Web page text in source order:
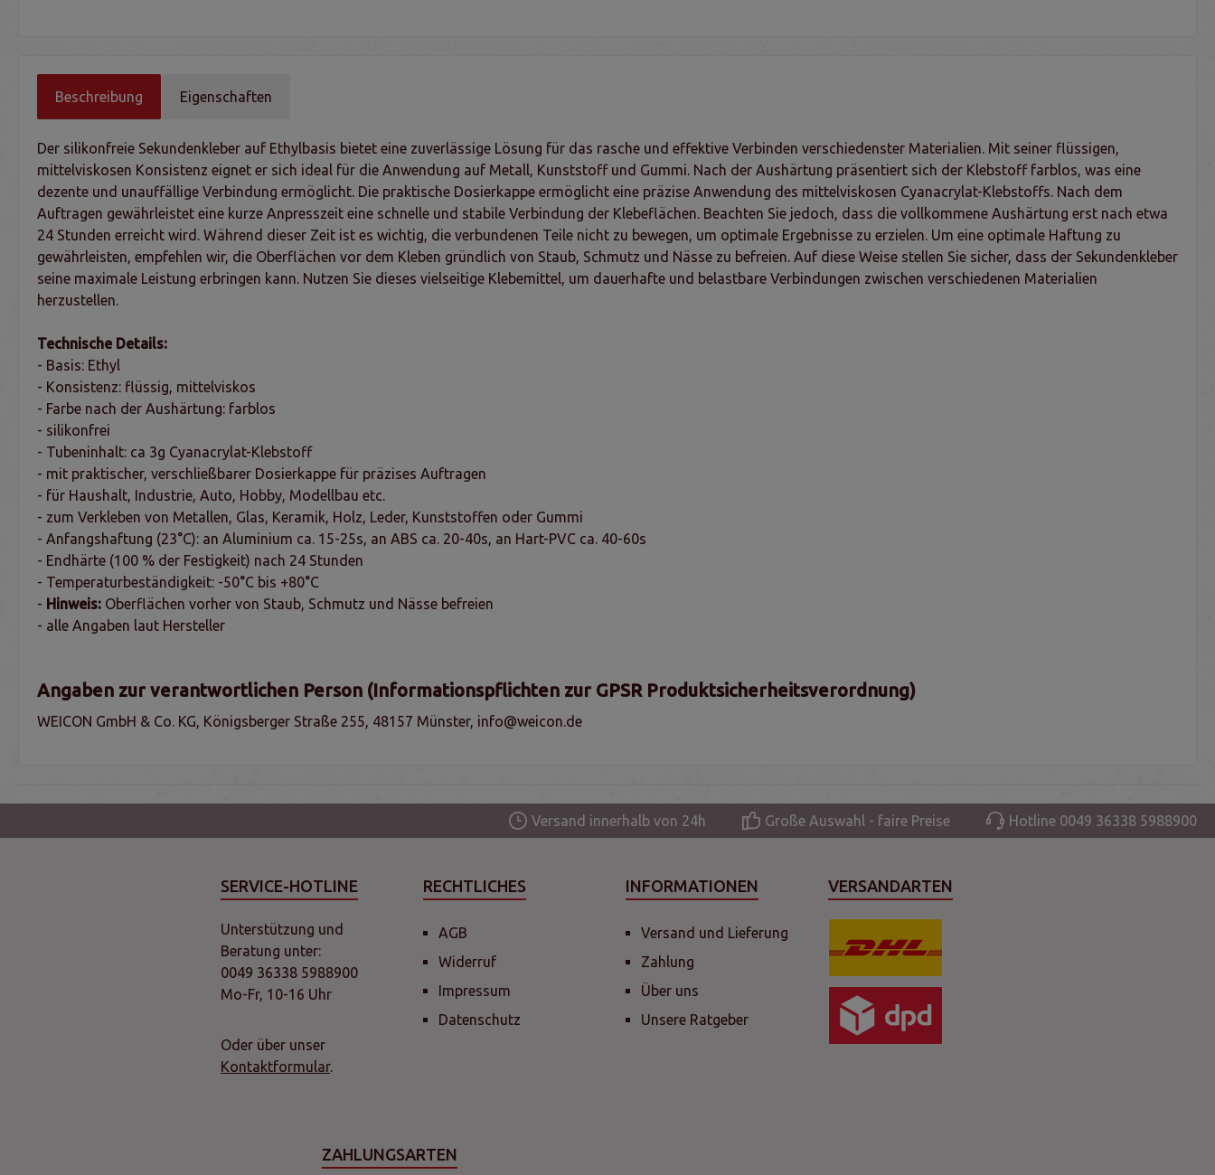
Beschreibung Eigenschaften
Der silikonfreie Sekundenkleber auf Ethylbasis bietet eine zuverlässige Lösung für das rasche und effektive Verbinden verschiedenster Materialien. Mit seiner flüssigen,
mittelviskosen Konsistenz eignet er sich ideal für die Anwendung auf Metall, Kunststoff und Gummi. Nach der Aushärtung präsentiert sich der Klebstoff farblos, was eine
dezente und unauffällige Verbindung ermöglicht. Die praktische Dosierkappe ermöglicht eine präzise Anwendung des mittelviskosen Cyanacrylat-Klebstoffs. Nach dem
Auftragen gewährleistet eine kurze Anpresszeit eine schnelle und stabile Verbindung der Klebeflächen. Beachten Sie jedoch, dass die vollkommene Aushärtung erst nach etwa
24 Stunden erreicht wird. Während dieser Zeit ist es wichtig, die verbundenen Teile nicht zu bewegen, um optimale Ergebnisse zu erzielen. Um eine optimale Haftung zu
gewährleisten, empfehlen wir, die Oberflächen vor dem Kleben gründlich von Staub, Schmutz und Nässe zu befreien. Auf diese Weise stellen Sie sicher, dass der Sekundenkleber
seine maximale Leistung erbringen kann. Nutzen Sie dieses vielseitige Klebemittel, um dauerhafte und belastbare Verbindungen zwischen verschiedenen Materialien
herzustellen.
Technische Details:
- Basis: Ethyl
- Konsistenz: flüssig, mittelviskos
- Farbe nach der Aushärtung: farblos
- silikonfrei
- Tubeninhalt: ca 3g Cyanacrylat-Klebstoff
- mit praktischer, verschließbarer Dosierkappe für präzises Auftragen
- für Haushalt, Industrie, Auto, Hobby, Modellbau etc.
- zum Verkleben von Metallen, Glas, Keramik, Holz, Leder, Kunststoffen oder Gummi
- Anfangshaftung (23°C): an Aluminium ca. 15-25s, an ABS ca. 20-40s, an Hart-PVC ca. 40-60s
- Endhärte (100 % der Festigkeit) nach 24 Stunden
- Temperaturbeständigkeit: -50°C bis +80°C
- Hinweis: Oberflächen vorher von Staub, Schmutz und Nässe befreien
- alle Angaben laut Hersteller
Angaben zur verantwortlichen Person (Informationspflichten zur GPSR Produktsicherheitsverordnung)
WEICON GmbH & Co. KG, Königsberger Straße 255, 48157 Münster, info@weicon.de
Versand innerhalb von 24h Große Auswahl - faire Preise Hotline 0049 36338 5988900
SERVICE-HOTLINE
Unterstützung und
Beratung unter:
0049 36338 5988900
Mo-Fr, 10-16 Uhr
Oder über unser
Kontaktformular.
RECHTLICHES
AGB
Widerruf
Impressum
Datenschutz
INFORMATIONEN
Versand und Lieferung
Zahlung
Über uns
Unsere Ratgeber
VERSANDARTEN
ZAHLUNGSARTEN